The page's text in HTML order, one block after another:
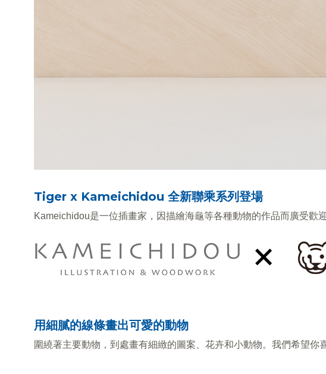
Tiger x Kameichidou 全新聯乘系列登場
Kameichidou是一位插畫家，因描繪海龜等各種動物的作品而廣受歡
用細膩的線條畫出可愛的動物
圍繞著主要動物，到處畫有細緻的圖案、花卉和小動物。我們希望你